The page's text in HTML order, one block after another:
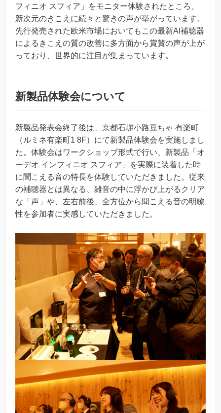
フィニオ スフィア」をモニター体験されたところ、
新次元のきこえに続々と驚きの声が挙がっています。
先行発売された欧米市場においてもこの最新AI補聴器
によるきこえの質の改善に多方面から賞賛の声が上が
っており、世界的に注目が集まっています。
新製品体験会について
新製品発表会終了後は、京都石塀小路豆ちゃ 有楽町
（ルミネ有楽町1 8F）にて新製品体験会を実施しまし
た。体験会はワークショップ形式で行い、新製品「オ
ーデオ インフィニオ スフィア」を実際に装着した時
に聞こえる音の特長を体験していただきました。従来
の補聴器とは異なる、雑音の中に浮かび上がるクリア
な「声」や、左右前後、全方位から聞こえる音の明瞭
性を参加者に実感していただきました。